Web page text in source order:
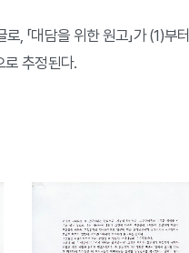
, 「대담을 위한 원고」가 (1)
로 추정된다.